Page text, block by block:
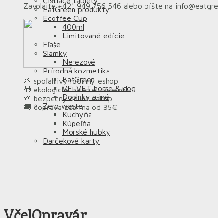
Zavolajte +421 949 756 546 alebo píšte na
🌱 spoľahlivý rodinný eshop
🎁 ekologické balenie zásielok
🌱 bezpečný online nákup
🚚 doprava zdarma od 35€
EatGreen produkty
Ecoffee Cup
400ml
Limitované edície
Fľaše
Slamky
Nerezové
Prírodná kozmetika
EatGreen
VELVET horse & dog
Doplnky a iné
Zero waste
Kuchyňa
Kúpeľňa
Morské hubky
Darčekové karty